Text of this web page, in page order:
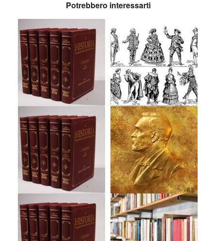
Potrebbero interessarti